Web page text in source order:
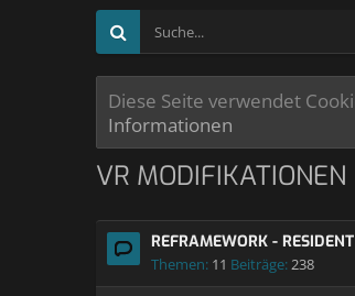
Diese Seite verwendet
Informationen
VR MODIFIKATIONEN
REFRAMEWORK -
Themen: 11 Beiträge:238